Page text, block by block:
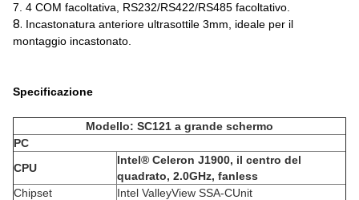
7. 4 COM facoltativa, RS232/RS422/RS485 facoltativo.
8. Incastonatura anteriore ultrasottile 3mm, ideale per il
montaggio incastonato.
Specificazione
Modello: SC121 a grande schermo
PC
CPU
Intel® Celeron J1900, il centro del
quadrato, 2.0GHz, fanless
Chipset
Intel ValleyView SSA-CUnit